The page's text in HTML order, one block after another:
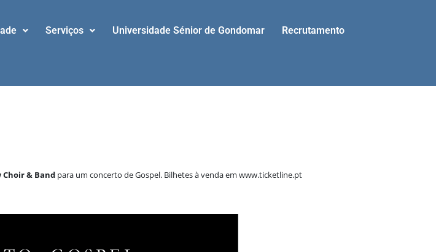
Serviços Universidade Sénior de Gondomar Recrutamento
Choir & Band para um concerto de Gospel. Bilhetes à venda em www.ticketline.pt